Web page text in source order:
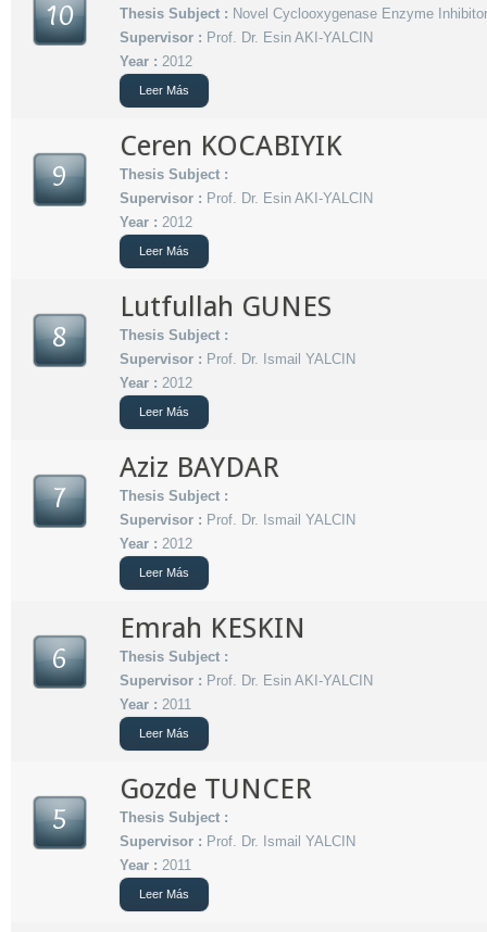
10 Thesis Subject : Novel Cyclooxygenase Enzyme
Supervisor : Prof. Dr. Esin AKI-YALCIN
Year : 2012
Leer Más
9
Ceren KOCABIYIK
Thesis Subject :
Supervisor : Prof. Dr. Esin AKI-YALCIN
Year : 2012
Leer Más
8
Lutfullah GUNES
Thesis Subject :
Supervisor : Prof. Dr. Ismail YALCIN
Year : 2012
Leer Más
7
Aziz BAYDAR
Thesis Subject :
Supervisor : Prof. Dr. Ismail YALCIN
Year : 2012
Leer Más
6
Emrah KESKIN
Thesis Subject :
Supervisor : Prof. Dr. Esin AKI-YALCIN
Year : 2011
Leer Más
5
Gozde TUNCER
Thesis Subject :
Supervisor : Prof. Dr. Ismail YALCIN
Year : 2011
Leer Más